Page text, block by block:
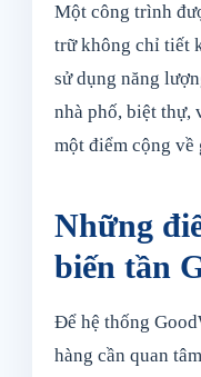
Một công trình
trữ không chỉ tiết
sử dụng năng
nhà phố, biệt thự,
một điểm cộng
Những
biến tần
Để hệ thống
hàng cần quan